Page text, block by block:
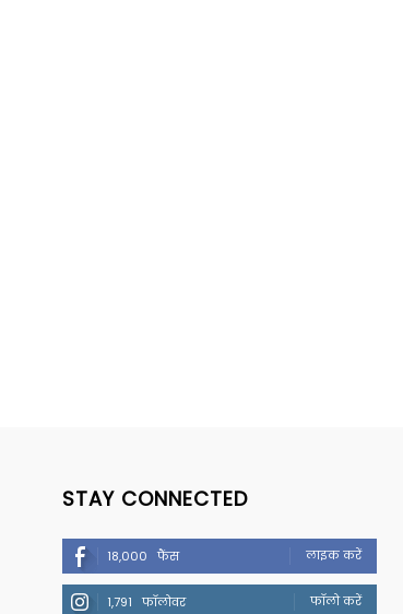
STAY CONNECTED
18,000 फैंस लाइक करें
1,791 फॉलोवर फॉलो करें